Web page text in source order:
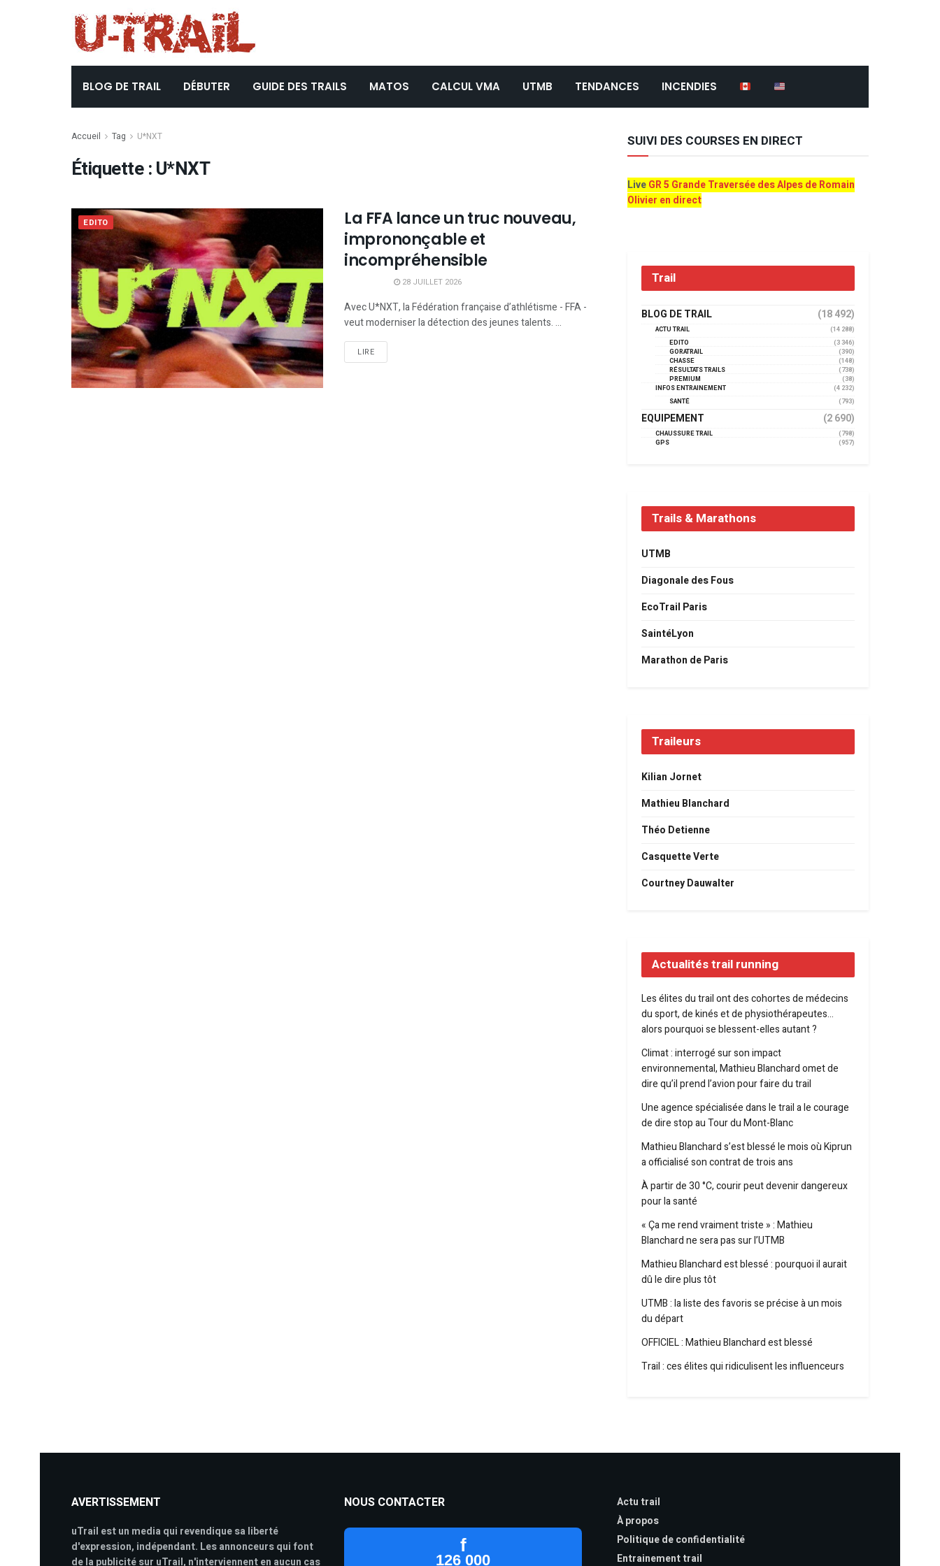
BLOG DE TRAIL DÉBUTER GUIDE DES TRAILS MATOS CALCUL VMA UTMB TENDANCES INCENDIES
Accueil Tag U*NXT
Étiquette :U*NXT
EDITO
La FFA lance un truc nouveau,
imprononçable et
incompréhensible
28 JUILLET 2026
Avec U*NXT, la Fédération française d’athlétisme - FFA -
veut moderniser la détection des jeunes talents. ...
LIRE
SUIVI DES COURSES EN DIRECT
LiveGR 5 Grande Traversée des Alpes de Romain
Olivier en direct
Trail
BLOG DE TRAIL (18 492)
ACTU TRAIL
(14 288)
EDITO
(3 346)
GORATRAIL
(390)
CHASSE
(148)
RÉSULTATS TRAILS
(738)
PREMIUM
(38)
INFOS ENTRAINEMENT
(4 232)
SANTÉ
(793)
EQUIPEMENT (2 690)
CHAUSSURE TRAIL
(798)
GPS
(957)
Trails & Marathons
UTMB
Diagonale des Fous
EcoTrail Paris
SaintéLyon
Marathon de Paris
Traileurs
Kilian Jornet
Mathieu Blanchard
Théo Detienne
Casquette Verte
Courtney Dauwalter
Actualités trail running
Les élites du trail ont des cohortes de médecins
du sport, de kinés et de physiothérapeutes…
alors pourquoi se blessent-elles autant ?
Climat : interrogé sur son impact
environnemental, Mathieu Blanchard omet de
dire qu’il prend l’avion pour faire du trail
Une agence spécialisée dans le trail a le courage
de dire stop au Tour du Mont-Blanc
Mathieu Blanchard s’est blessé le mois où Kiprun
a officialisé son contrat de trois ans
À partir de 30 °C, courir peut devenir dangereux
pour la santé
« Ça me rend vraiment triste » : Mathieu
Blanchard ne sera pas sur l’UTMB
Mathieu Blanchard est blessé : pourquoi il aurait
dû le dire plus tôt
UTMB : la liste des favoris se précise à un mois
du départ
OFFICIEL : Mathieu Blanchard est blessé
Trail : ces élites qui ridiculisent les influenceurs
AVERTISSEMENT
uTrail est un media qui revendique sa liberté
d'expression, indépendant. Les annonceurs qui font
de la publicité sur uTrail, n'interviennent en aucun cas
NOUS CONTACTER
f
126 000
Actu trail
À propos
Politique de confidentialité
Entrainement trail